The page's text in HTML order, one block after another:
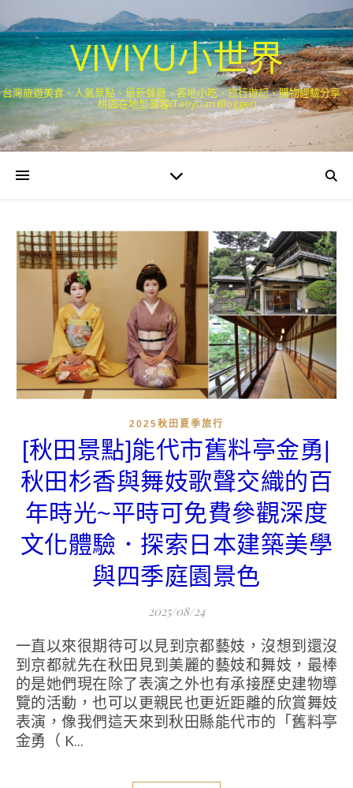
VIVIYU小世界
台灣旅遊美食、人氣景點、最新餐廳、各地小吃、旅行遊記、購物經驗分享．
桃園在地部落客(Taoyuan Blogger)
2025秋田夏季旅行
[秋田景點]能代市舊料亭金勇|
秋田杉香與舞妓歌聲交織的百
年時光~平時可免費參觀深度
文化體驗．探索日本建築美學
與四季庭園景色
2025/08/24
一直以來很期待可以見到京都藝妓，沒想到還沒
到京都就先在秋田見到美麗的藝妓和舞妓，最棒
的是她們現在除了表演之外也有承接歷史建物導
覽的活動，也可以更親民也更近距離的欣賞舞妓
表演，像我們這天來到秋田縣能代市的「舊料亭
金勇（ K...